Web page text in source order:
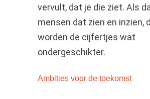
vervult, dat je die ziet. Als
mensen dat zien en inzien,
worden de cijfertjes wat
ondergeschikter.
Ambities voor de toekomst